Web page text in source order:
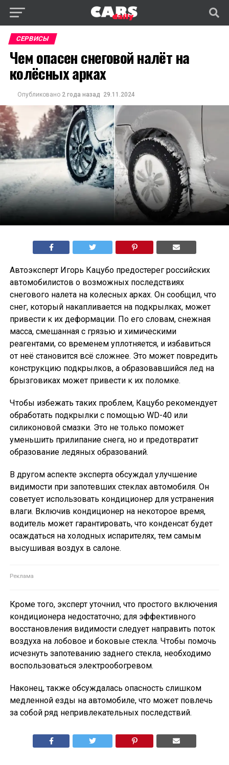
СЕРВИСЫ
Чем опасен снеговой налёт на
колёсных арках
Опубликовано 2 года назад 29.11.2024
Автоэксперт Игорь Кацубо предостерег российских
автомобилистов о возможных последствиях
снегового налета на колесных арках. Он сообщил, что
снег, который накапливается на подкрылках, может
привести к их деформации. По его словам, снежная
масса, смешанная с грязью и химическими
реагентами, со временем уплотняется, и избавиться
от неё становится всё сложнее. Это может повредить
конструкцию подкрылков, а образовавшийся лед на
брызговиках может привести к их поломке.
Чтобы избежать таких проблем, Кацубо рекомендует
обработать подкрылки с помощью WD-40 или
силиконовой смазки. Это не только поможет
уменьшить прилипание снега, но и предотвратит
образование ледяных образований.
В другом аспекте эксперта обсуждал улучшение
видимости при запотевших стеклах автомобиля. Он
советует использовать кондиционер для устранения
влаги. Включив кондиционер на некоторое время,
водитель может гарантировать, что конденсат будет
осаждаться на холодных испарителях, тем самым
высушивая воздух в салоне.
Кроме того, эксперт уточнил, что простого включения
кондиционера недостаточно; для эффективного
восстановления видимости следует направить поток
воздуха на лобовое и боковые стекла. Чтобы помочь
исчезнуть запотеванию заднего стекла, необходимо
воспользоваться электрообогревом.
Наконец, также обсуждалась опасность слишком
медленной езды на автомобиле, что может повлечь
за собой ряд непривлекательных последствий.